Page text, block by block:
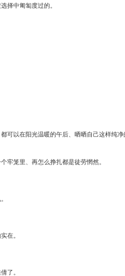
择中匍匐度过的。
可以在阳光温暖的午后、晒晒自己这样纯净
笼里、再怎么挣扎都是徒劳惘然。
在。
了。